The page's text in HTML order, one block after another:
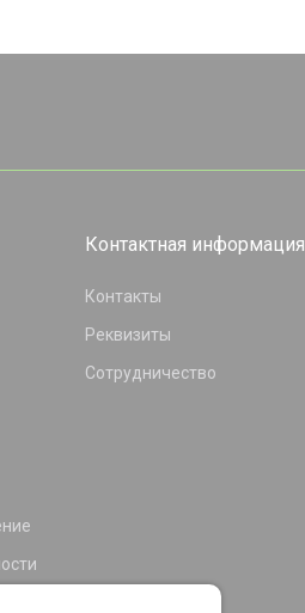
Контактная информация
Контакты
Реквизиты
Сотрудничество